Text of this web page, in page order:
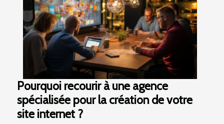
Pourquoi recourir à une agence
spécialisée pour la création de votre
site internet ?